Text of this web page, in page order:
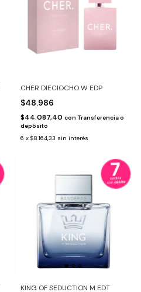
CHER DIECIOCHO W EDP
$48.986
$44.087,40 con Transferencia o
depósito
6 x $8.164,33 sin interés
KING OF SEDUCTION M EDT